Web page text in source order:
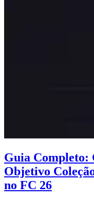
Guia Completo:
Objetivo
no FC 26